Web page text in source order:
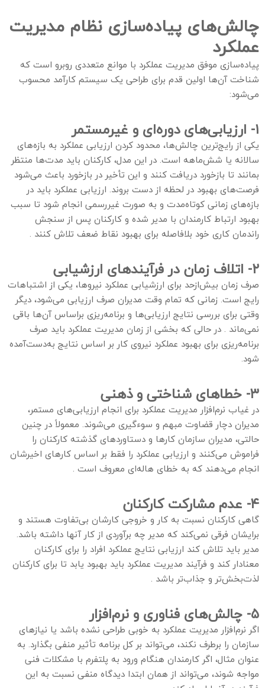
چالش‌های پیاده‌سازی نظام مدیریت
عملکرد
پیاده‌سازی موفق مدیریت عملکرد با موانع متعددی روبرو است که
شناخت آن‌ها اولین قدم برای طراحی یک سیستم کارآمد محسوب
می‌شود:
۱- ارزیابی‌های دوره‌ای و غیرمستمر
یکی از رایج‌ترین چالش‌ها، محدود کردن ارزیابی عملکرد به بازه‌های
سالانه یا شش‌ماهه است. در این مدل، کارکنان باید مدت‌ها منتظر
بمانند تا بازخورد دریافت کنند و این تأخیر در بازخورد باعث می‌شود
فرصت‌های بهبود در لحظه از دست بروند. ارزیابی عملکرد باید در
بازه‌های زمانی کوتاه‌مدت و به صورت غیررسمی انجام شود تا سبب
بهبود ارتباط کارمندان با مدیر شده و کارکنان پس از سنجش
راندمان کاری خود بلافاصله برای بهبود نقاط ضعف تلاش کنند .
۲- اتلاف زمان در فرآیندهای ارزشیابی
صرف زمان بیش‌ازحد برای ارزشیابی عملکرد نیروها، یکی از اشتباهات
رایج است. زمانی که تمام وقت مدیران صرف ارزیابی می‌شود، دیگر
وقتی برای بررسی نتایج ارزیابی‌ها و برنامه‌ریزی براساس آن‌ها باقی
نمی‌ماند . در حالی که بخشی از زمان مدیریت عملکرد باید صرف
برنامه‌ریزی برای بهبود عملکرد نیروی کار بر اساس نتایج به‌دست‌آمده
شود.
۳- خطاهای شناختی و ذهنی
در غیاب نرم‌افزار مدیریت عملکرد برای انجام ارزیابی‌های مستمر،
مدیران دچار قضاوت مبهم و سوءگیری می‌شوند. معمولاً در چنین
حالتی، مدیران سازمان کارها و دستاوردهای گذشته کارکنان را
فراموش می‌کنند و ارزیابی عملکرد را فقط بر اساس کارهای اخیرشان
انجام می‌دهند که به خطای هاله‌ای معروف است .
۴- عدم مشارکت کارکنان
گاهی کارکنان نسبت به کار و خروجی کارشان بی‌تفاوت هستند و
برایشان فرقی نمی‌کند که مدیر چه برآوردی از کار آنها داشته باشد.
مدیر باید تلاش کند ارزیابی نتایج عملکرد افراد را برای کارکنان
معنادار کند و فرآیند مدیریت عملکرد باید بهبود یابد تا برای کارکنان
لذت‌بخش‌تر و جذاب‌تر باشد .
۵- چالش‌های فناوری و نرم‌افزار
اگر نرم‌افزار مدیریت عملکرد به خوبی طراحی نشده باشد یا نیازهای
سازمان را برطرف نکند، می‌تواند بر کل برنامه تأثیر منفی بگذارد. به
عنوان مثال، اگر کارمندان هنگام ورود به پلتفرم با مشکلات فنی
مواجه شوند، می‌تواند از همان ابتدا دیدگاه منفی نسبت به این